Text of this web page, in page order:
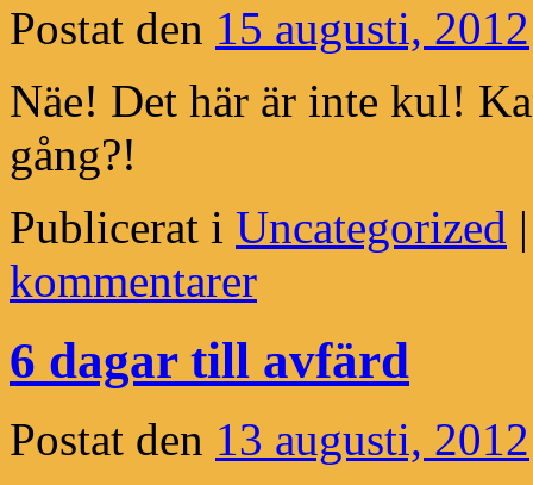
Postat den 15 augusti, 2012
Näe! Det här är inte kul!
gång?!
Publicerat i Uncategorized |
kommentarer
6 dagar till avfärd
Postat den 13 augusti, 2012